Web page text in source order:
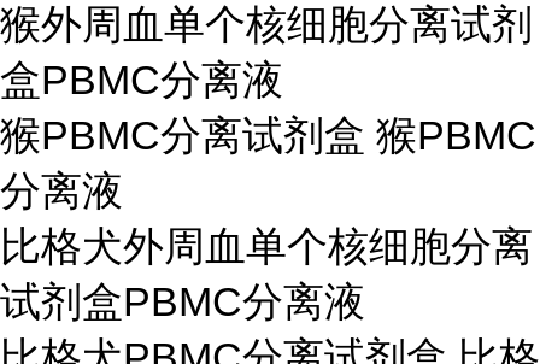
猴外周血单个核细胞分离试剂
盒PBMC分离液
猴PBMC分离试剂盒 猴PBMC
分离液
比格犬外周血单个核细胞分离
试剂盒PBMC分离液